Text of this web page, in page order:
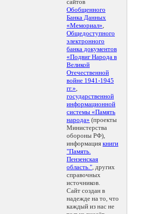
сайтов
Обобщенного
Банка Данных
«Мемориал»,
Общедоступного
электронного
банка документов
«Подвиг Народа в
Великой
Отечественной
войне 1941-1945
гг.»,
государственной
информационной
системы «Память
народа» (проекты
Министерства
обороны РФ),
информация книги
"Память.
Пензенская
область.", других
справочных
источников.
Сайт создан в
надежде на то, что
каждый из нас не